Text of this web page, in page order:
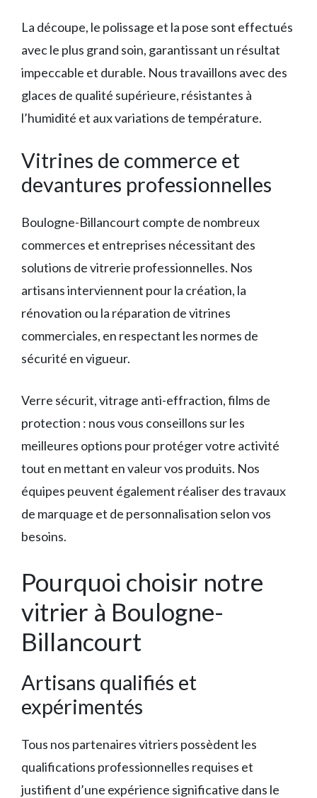
La découpe, le polissage et la pose sont effectués
avec le plus grand soin, garantissant un résultat
impeccable et durable. Nous travaillons avec des
glaces de qualité supérieure, résistantes à
l’humidité et aux variations de température.
Vitrines de commerce et
devantures professionnelles
Boulogne-Billancourt compte de nombreux
commerces et entreprises nécessitant des
solutions de vitrerie professionnelles. Nos
artisans interviennent pour la création, la
rénovation ou la réparation de vitrines
commerciales, en respectant les normes de
sécurité en vigueur.
Verre sécurit, vitrage anti-effraction, films de
protection : nous vous conseillons sur les
meilleures options pour protéger votre activité
tout en mettant en valeur vos produits. Nos
équipes peuvent également réaliser des travaux
de marquage et de personnalisation selon vos
besoins.
Pourquoi choisir notre
vitrier à Boulogne-
Billancourt
Artisans qualifiés et
expérimentés
Tous nos partenaires vitriers possèdent les
qualifications professionnelles requises et
justifient d’une expérience significative dans le